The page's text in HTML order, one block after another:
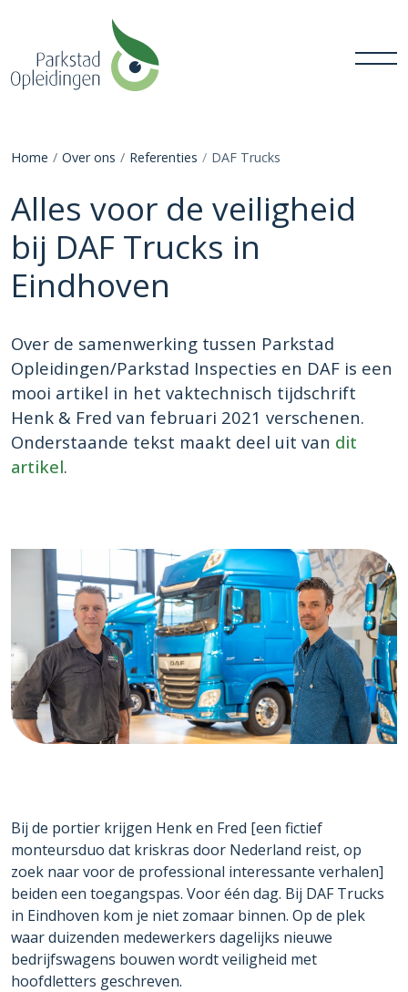
Home Over ons Referenties DAF Trucks
Alles voor de veiligheid
bij DAF Trucks in
Eindhoven
Over de samenwerking tussen Parkstad
Opleidingen/Parkstad Inspecties en DAF is een
mooi artikel in het vaktechnisch tijdschrift
Henk & Fred van februari 2021 verschenen.
Onderstaande tekst maakt deel uit van dit
artikel.
Bij de portier krijgen Henk en Fred [een fictief
monteursduo dat kriskras door Nederland reist, op
zoek naar voor de professional interessante verhalen]
beiden een toegangspas. Voor één dag. Bij DAF Trucks
in Eindhoven kom je niet zomaar binnen. Op de plek
waar duizenden medewerkers dagelijks nieuwe
bedrijfswagens bouwen wordt veiligheid met
hoofdletters geschreven.